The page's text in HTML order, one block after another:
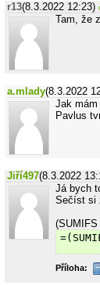
r13(8.3.2022 12:23)
Tam, že
a.mlady(8.3.2022
Jak mám
Pavlus
Jiří497(8.3.2022
Já bych
Sečíst si
Příloha: